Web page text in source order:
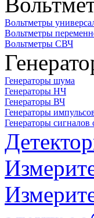
Вольтметры
Вольтметры
Вольтметры СВЧ
Генераторы шума
Генераторы НЧ
Генераторы ВЧ
Генераторы
Генераторы